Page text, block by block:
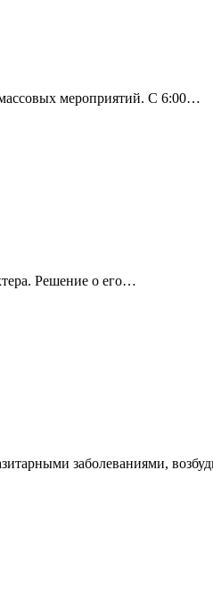
массовых мероприятий. С 6:00…
Решение о его…
заболеваниями,